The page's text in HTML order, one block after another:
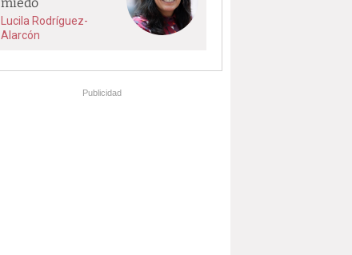
Lucila Rodríguez-
Alarcón
Publicidad